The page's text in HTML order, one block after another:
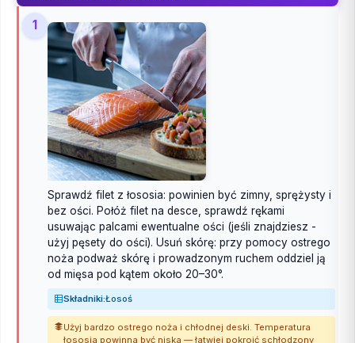
1
Sprawdź filet z łososia: powinien być zimny, sprężysty i
bez ości. Połóż filet na desce, sprawdź rękami
usuwając palcami ewentualne ości (jeśli znajdziesz -
użyj pęsety do ości). Usuń skórę: przy pomocy ostrego
noża podważ skórę i prowadzonym ruchem oddziel ją
od mięsa pod kątem około 20–30°.
Składniki:Łosoś
Użyj bardzo ostrego noża i chłodnej deski. Temperatura
łososia powinna być niska — łatwiej pokroić schłodzony